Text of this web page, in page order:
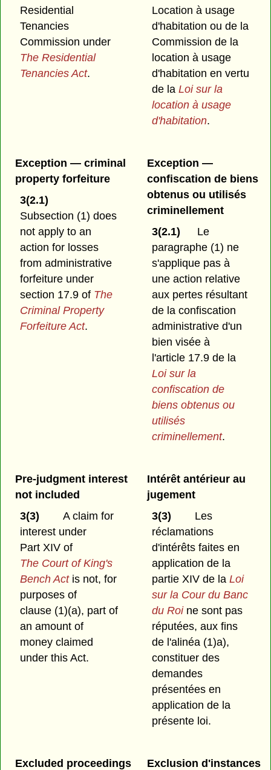
Residential
Tenancies
Commission under
The Residential
Tenancies Act.
Location à usage
d'habitation ou de la
Commission de la
location à usage
d'habitation en vertu
de laLoi sur la
location à usage
d'habitation.
Exception — criminal
property forfeiture
3(2.1)
Subsection (1) does
not apply to an
action for losses
from administrative
forfeiture under
section 17.9 of The
Criminal Property
Forfeiture Act.
Exception —
confiscation de biens
obtenus ou utilisés
criminellement
3(2.1)
Le
paragraphe (1) ne
s'applique pas à
une action relative
aux pertes résultant
de la confiscation
administrative d'un
bien visée à
l'article 17.9 de la
Loi sur la
confiscation de
biens obtenus ou
utilisés
criminellement.
Pre-judgment interest
not included
3(3)
A claim for
interest under
Part XIV of
The Court of King's
Bench Act is not, for
purposes of
clause (1)⁠(a), part of
an amount of
money claimed
under this Act.
Intérêt antérieur au
jugement
3(3)
Les
réclamations
d'intérêts faites en
application de la
partie XIV de la Loi
sur la Cour du Banc
du Roi ne sont pas
réputées, aux fins
de l'alinéa (1)a),
constituer des
demandes
présentées en
application de la
présente loi.
Excluded proceedings
Exclusion d'instances